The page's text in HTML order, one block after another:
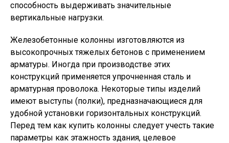
способность выдерживать значительные
вертикальные нагрузки.
Железобетонные колонны изготовляются из
высокопрочных тяжелых бетонов с применением
арматуры. Иногда при производстве этих
конструкций применяется упрочненная сталь и
арматурная проволока. Некоторые типы изделий
имеют выступы (полки), предназначающиеся для
удобной установки горизонтальных конструкций.
Перед тем как купить колонны следует учесть такие
параметры как этажность здания, целевое